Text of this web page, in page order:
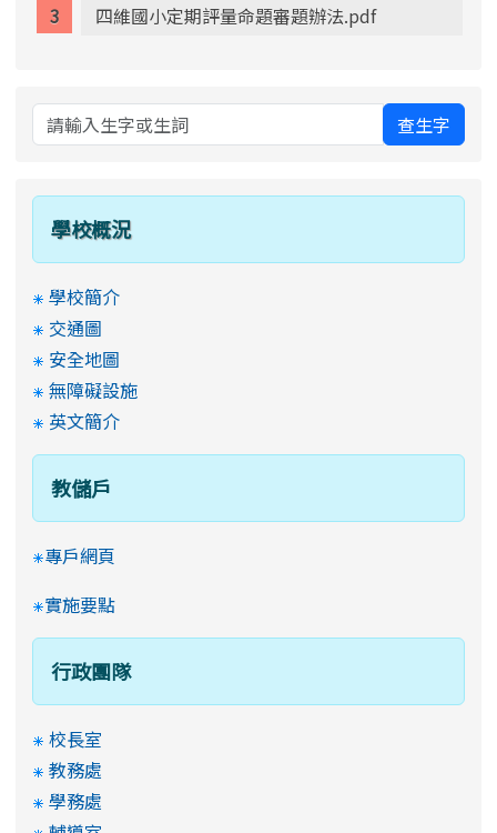
四維國小定期評量命題審題辦法.pdf
查生字
學校概況
學校簡介
交通圖
安全地圖
無障礙設施
英文簡介
教儲戶
專戶網頁
實施要點
行政團隊
校長室
教務處
學務處